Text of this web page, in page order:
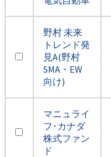
野村 未来
トレンド発
見A(野村
SMA・EW
向け)
マニュライ
フ･カナダ
株式ファン
ド